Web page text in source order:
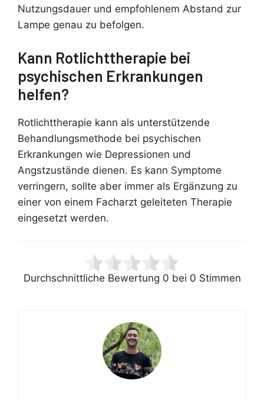
Nutzungsdauer und empfohlenem Abstand zur
Lampe genau zu befolgen.
Kann Rotlichttherapie bei
psychischen Erkrankungen
helfen?
Rotlichttherapie kann als unterstützende
Behandlungsmethode bei psychischen
Erkrankungen wie Depressionen und
Angstzustände dienen. Es kann Symptome
verringern, sollte aber immer als Ergänzung zu
einer von einem Facharzt geleiteten Therapie
eingesetzt werden.
Durchschnittliche Bewertung 0 bei 0 Stimmen